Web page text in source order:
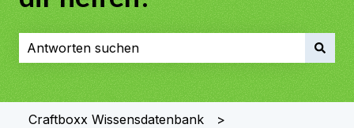
Es gibt keine Vorschläge, da das Suchfeld leer ist.
Craftboxx Wissensdatenbank